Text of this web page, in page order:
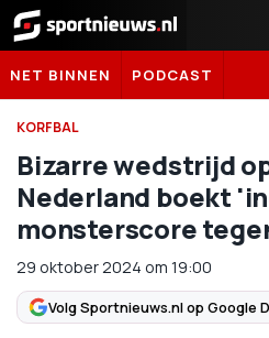
Sportnieuws.nl
NET BINNEN PODCAST
KORFBAL
Bizarre wedstrijd
Nederland boekt
monsterscore
29 oktober 2024 om 19:00
Volg Sportnieuws.nl op Google